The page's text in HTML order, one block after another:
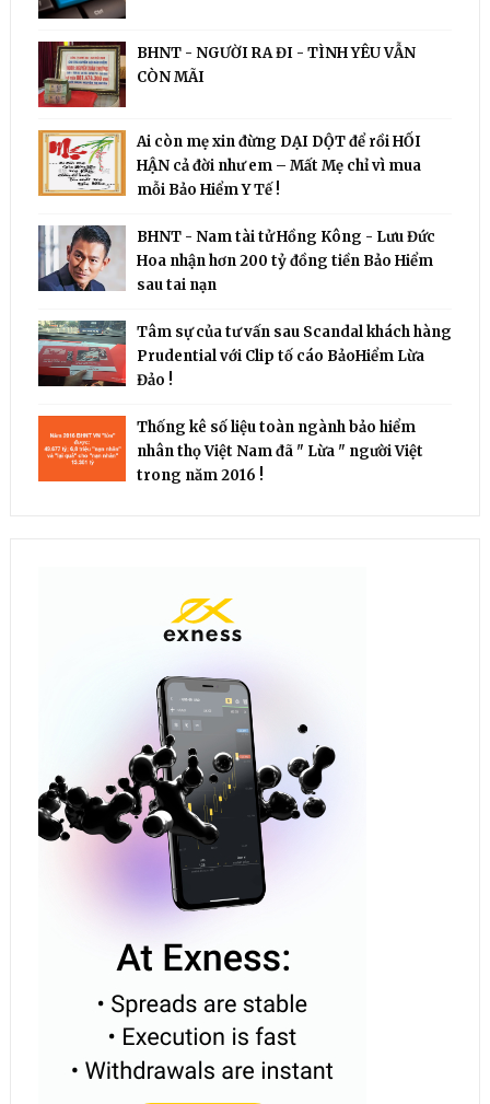
BHNT - NGƯỜI RA ĐI - TÌNH YÊU VẪN
CÒN MÃI
Ai còn mẹ xin đừng DẠI DỘT để rồi HỐI
HẬN cả đời như em – Mất Mẹ chỉ vì mua
mỗi Bảo Hiểm Y Tế !
BHNT - Nam tài tử Hồng Kông - Lưu Đức
Hoa nhận hơn 200 tỷ đồng tiền Bảo Hiểm
sau tai nạn
Tâm sự của tư vấn sau Scandal khách hàng
Prudential với Clip tố cáo BảoHiểm Lừa
Đảo !
Thống kê số liệu toàn ngành bảo hiểm
nhân thọ Việt Nam đã " Lừa " người Việt
trong năm 2016 !